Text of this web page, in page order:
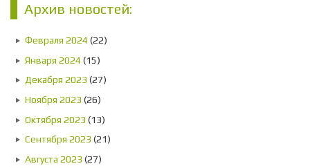
Архив новостей:
Февраля 2024 (22)
Января 2024 (15)
Декабря 2023 (27)
Ноября 2023 (26)
Октября 2023 (13)
Сентября 2023 (21)
Августа 2023 (27)